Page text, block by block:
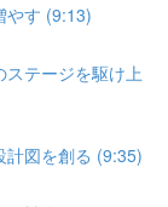
す (9:13)
テージを駆け上
図を創る (9:35)